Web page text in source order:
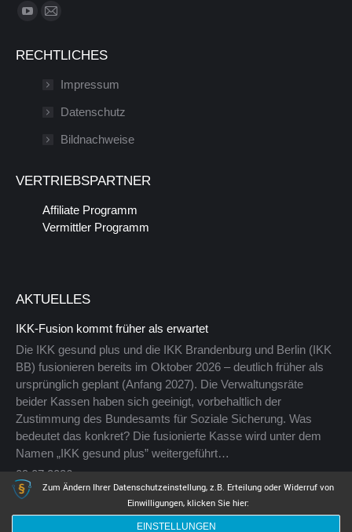
Finde uns auf:
YouTube
wird
Fenster
E-
Seite
wird
neuen
geöffnet
RECHTLICHES
Impressum
Datenschutz
Bildnachweise
VERTRIEBSPARTNER
Affiliate Programm
Vermittler Programm
AKTUELLES
IKK-Fusion kommt früher als erwartet
Die IKK gesund plus und die IKK Brandenburg und Berlin (IKK
BB) fusionieren bereits im Oktober 2026 – deutlich früher als
ursprünglich geplant (Anfang 2027). Die Verwaltungsräte
beider Kassen haben sich geeinigt, vorbehaltlich der
Zustimmung des Bundesamts für Soziale Sicherung. Was
bedeutet das konkret? Die fusionierte Kasse wird unter dem
Namen „IKK gesund plus” weitergeführt…
09.07.2026
Zum Ändern Ihrer Datenschutzeinstellung, z.B. Erteilung oder Widerruf von
Einwilligungen, klicken Sie hier:
EINSTELLUNGEN